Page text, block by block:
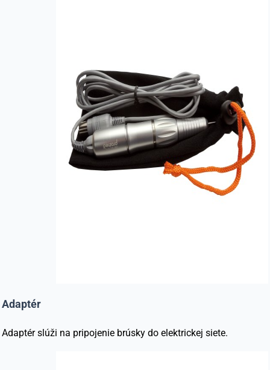
Adaptér
Adaptér slúži na pripojenie brúsky do elektrickej siete.